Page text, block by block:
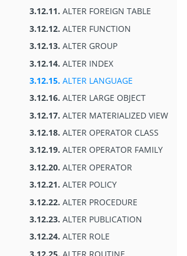
3.12.11. ALTER FOREIGN TABLE
3.12.12. ALTER FUNCTION
3.12.13. ALTER GROUP
3.12.14. ALTER INDEX
3.12.15. ALTER LANGUAGE
3.12.16. ALTER LARGE OBJECT
3.12.17. ALTER MATERIALIZED VIEW
3.12.18. ALTER OPERATOR CLASS
3.12.19. ALTER OPERATOR FAMILY
3.12.20. ALTER OPERATOR
3.12.21. ALTER POLICY
3.12.22. ALTER PROCEDURE
3.12.23. ALTER PUBLICATION
3.12.24. ALTER ROLE